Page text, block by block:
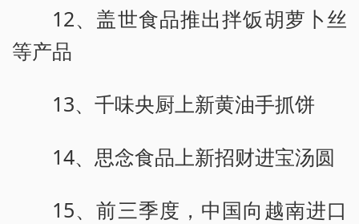
12、盖世食品推出拌饭胡萝卜丝
等产品
13、千味央厨上新黄油手抓饼
14、思念食品上新招财进宝汤圆
15、前三季度，中国向越南进口